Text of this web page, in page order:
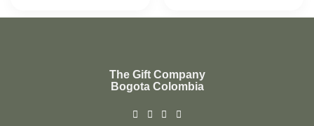
The Gift Company
Bogota Colombia